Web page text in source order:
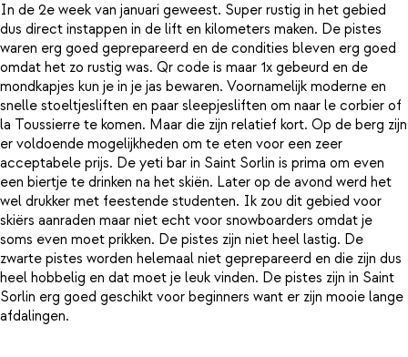
In de 2e week van januari geweest. Super rustig in het gebied
dus direct instappen in de lift en kilometers maken. De pistes
waren erg goed geprepareerd en de condities bleven erg goed
omdat het zo rustig was. Qr code is maar 1x gebeurd en de
mondkapjes kun je in je jas bewaren. Voornamelijk moderne en
snelle stoeltjesliften en paar sleepjesliften om naar le corbier of
la Toussierre te komen. Maar die zijn relatief kort. Op de berg zijn
er voldoende mogelijkheden om te eten voor een zeer
acceptabele prijs. De yeti bar in Saint Sorlin is prima om even
een biertje te drinken na het skiën. Later op de avond werd het
wel drukker met feestende studenten. Ik zou dit gebied voor
skiërs aanraden maar niet echt voor snowboarders omdat je
soms even moet prikken. De pistes zijn niet heel lastig. De
zwarte pistes worden helemaal niet geprepareerd en die zijn dus
heel hobbelig en dat moet je leuk vinden. De pistes zijn in Saint
Sorlin erg goed geschikt voor beginners want er zijn mooie lange